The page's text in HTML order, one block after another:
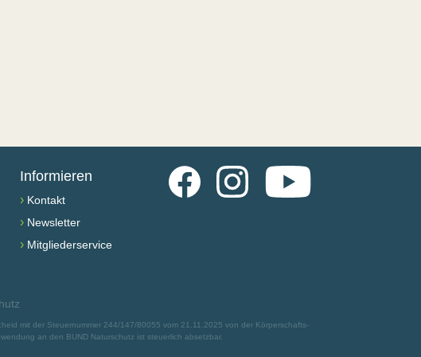
Informieren
› Kontakt
› Newsletter
› Mitgliederservice
FacebookInstagramYouTube
mit der Steuernummer 244/147/80055 vom 21.11.2025 von der Körperschafts-
an den BUND Naturschutz ist steuerlich absetzbar.